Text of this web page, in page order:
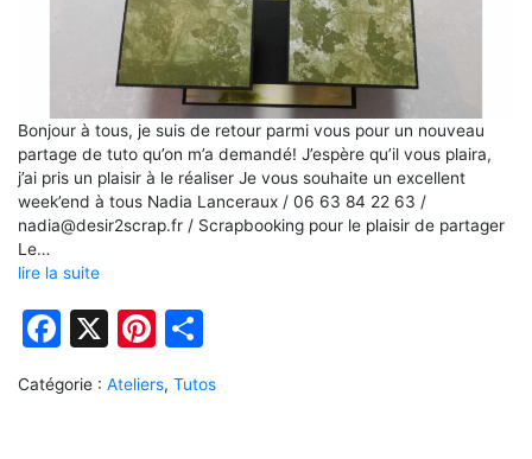
Bonjour à tous, je suis de retour parmi vous pour un nouveau
partage de tuto qu’on m’a demandé! J’espère qu’il vous plaira,
j’ai pris un plaisir à le réaliser Je vous souhaite un excellent
week’end à tous Nadia Lanceraux / 06 63 84 22 63 /
nadia@desir2scrap.fr / Scrapbooking pour le plaisir de partager
Le…
lire la suite
Facebook
X Pinterest
Catégorie : Ateliers, Tutos